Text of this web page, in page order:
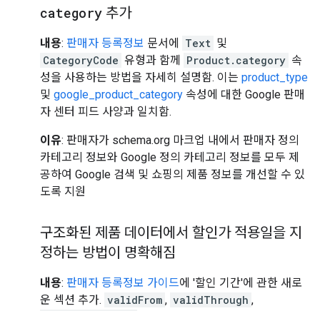
category 추가
내용: 판매자 등록정보 문서에 Text 및
CategoryCode 유형과 함께 Product.category 속
성을 사용하는 방법을 자세히 설명함. 이는 product_type
및 google_product_category 속성에 대한 Google 판매
자 센터 피드 사양과 일치함.
이유: 판매자가 schema.org 마크업 내에서 판매자 정의
카테고리 정보와 Google 정의 카테고리 정보를 모두 제
공하여 Google 검색 및 쇼핑의 제품 정보를 개선할 수 있
도록 지원
구조화된 제품 데이터에서 할인가 적용일을 지
정하는 방법이 명확해짐
내용: 판매자 등록정보 가이드에 '할인 기간'에 관한 새로
운 섹션 추가. validFrom , validThrough ,